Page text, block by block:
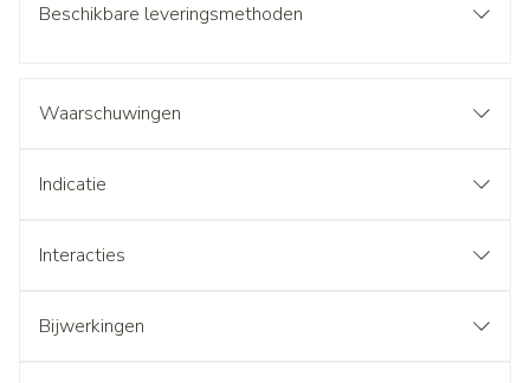
Beschikbare leveringsmethoden
Waarschuwingen
Indicatie
Interacties
Bijwerkingen